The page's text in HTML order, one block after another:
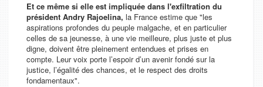
Et ce même si elle est impliquée dans l'exfiltration du
président Andry Rajoelina, la France estime que "les
aspirations profondes du peuple malgache, et en particulier
celles de sa jeunesse, à une vie meilleure, plus juste et plus
digne, doivent être pleinement entendues et prises en
compte. Leur voix porte l’espoir d’un avenir fondé sur la
justice, l’égalité des chances, et le respect des droits
fondamentaux".